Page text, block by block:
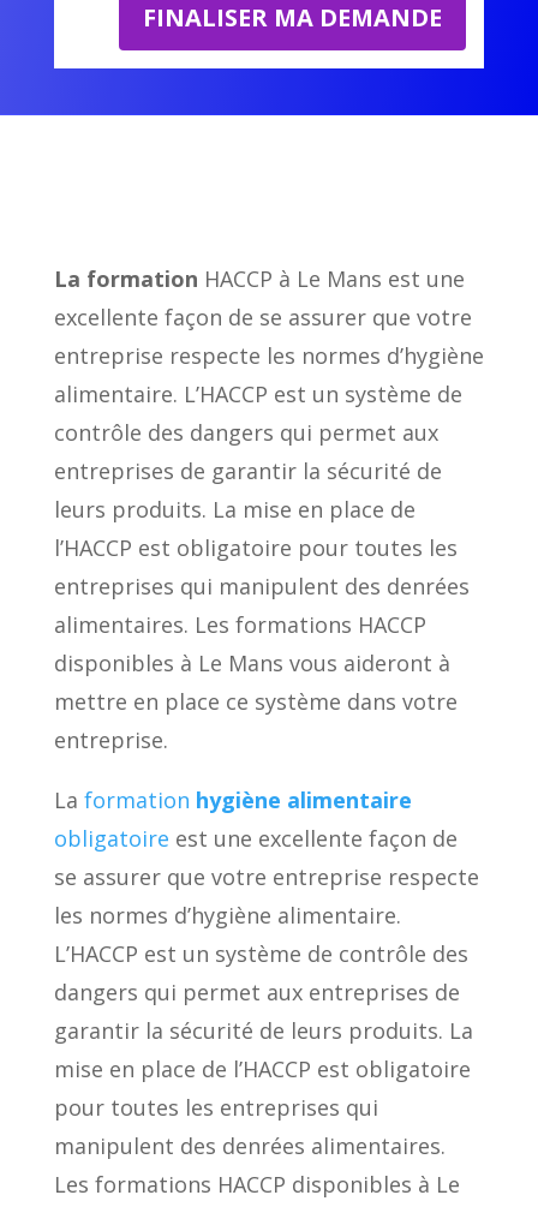
FINALISER MA DEMANDE
La formation HACCP à Le Mans est une
excellente façon de se assurer que votre
entreprise respecte les normes d’hygiène
alimentaire. L’HACCP est un système de
contrôle des dangers qui permet aux
entreprises de garantir la sécurité de
leurs produits. La mise en place de
l’HACCP est obligatoire pour toutes les
entreprises qui manipulent des denrées
alimentaires. Les formations HACCP
disponibles à Le Mans vous aideront à
mettre en place ce système dans votre
entreprise.
La formation hygiène alimentaire
obligatoire est une excellente façon de
se assurer que votre entreprise respecte
les normes d’hygiène alimentaire.
L’HACCP est un système de contrôle des
dangers qui permet aux entreprises de
garantir la sécurité de leurs produits. La
mise en place de l’HACCP est obligatoire
pour toutes les entreprises qui
manipulent des denrées alimentaires.
Les formations HACCP disponibles à Le